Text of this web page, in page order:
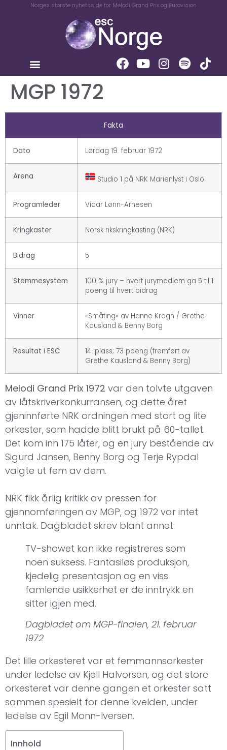
Norges største nyhetsside for Melodi Grand Prix og Eurovision
MGP 1972
Fakta
Dato Lørdag 19. februar 1972
Arena Studio 1 på NRK Marienlyst i Oslo
Programleder Vidar Lønn-Arnesen
Kringkaster Norsk rikskringkasting (NRK)
Bidrag 5
Stemmesystem
100 % jury – hvert jurymedlem ga 5 til 1
poeng til hvert bidrag
Vinner
«Småting» av Hanne Krogh / Grethe
Kausland & Benny Borg
Resultat i ESC
14. plass; 73 poeng (fremført av
Grethe Kausland & Benny Borg)
Melodi Grand Prix 1972 var den tolvte utgaven
av låtskriverkonkurransen, og dette året
gjeninnførte NRK ordningen med stort og lite
orkester, som hadde blitt brukt på 60-tallet.
Det kom inn 175 låter, og en jury bestående av
Sigurd Jansen, Benny Borg og Terje Rypdal
valgte ut fem av dem.
NRK fikk årlig kritikk av pressen for
gjennomføringen av MGP, og 1972 var intet
unntak. Dagbladet skrev blant annet:
TV-showet kan ikke registreres som
noen suksess. Fantasiløs produksjon,
kjedelig presentasjon og en viss
famlende usikkerhet er de inntrykk en
sitter igjen med.
Dagbladet om MGP-finalen, 21. februar
1972
Det lille orkesteret var et femmannsorkester
under ledelse av Kjell Halvorsen, og det store
orkesteret var denne gangen et orkester satt
sammen spesielt for denne kvelden, under
ledelse av Egil Monn-Iversen.
Innhold